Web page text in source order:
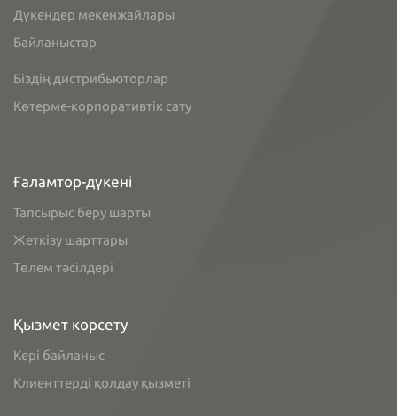
Дүкендер мекенжайлары
Байланыстар
Біздің дистрибьюторлар
Көтерме-корпоративтік сату
Ғаламтор-дүкені
Тапсырыс беру шарты
Жеткізу шарттары
Төлем тәсілдері
Қызмет көрсету
Кері байланыс
Клиенттерді қолдау қызметі